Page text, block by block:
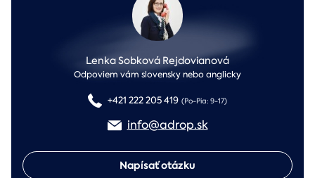
Lenka Sobková Rejdovianová
Odpoviem vám slovensky nebo anglicky
+421 222 205 419 (Po-Pia: 9-17)
info@adrop.sk
Napísať otázku